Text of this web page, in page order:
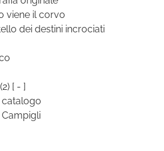
viene il corvo
dei destini incrociati
(2) [ - ]
catalogo